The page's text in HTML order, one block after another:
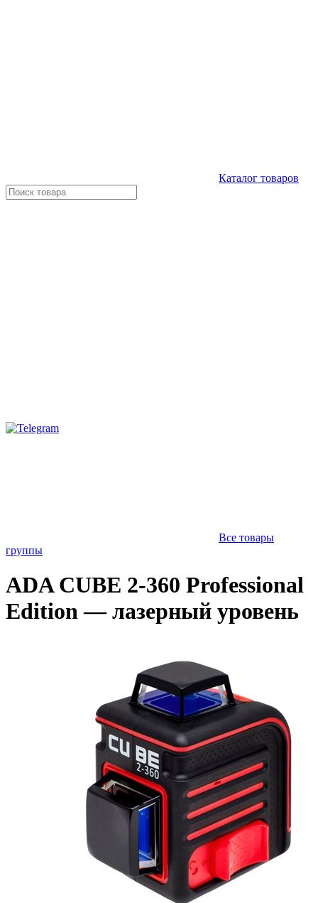
Каталог товаров
Все товары
группы
ADA CUBE 2-360 Professional
Edition — лазерный уровень